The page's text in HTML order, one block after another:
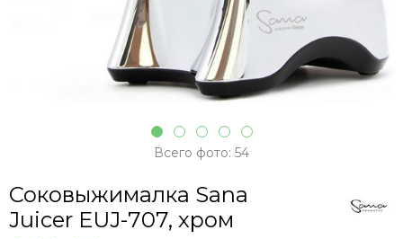
Всего фото: 54
Соковыжималка Sana
Juicer EUJ-707, хром